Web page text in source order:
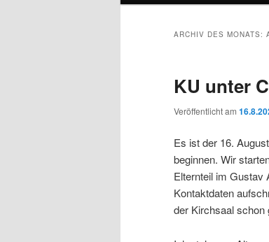
ARCHIV DES MONATS:
KU unter
Veröffentlicht am
Es ist der 16.
beginnen. Wir
Elternteil im Gustav
Kontaktdaten
der Kirchsaal schon